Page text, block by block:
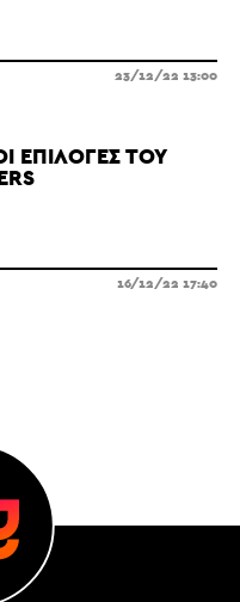
23/12/22 13:00
ΕΠΙΛΟΓΈΣ ΤΟΥ
16/12/22 17:40